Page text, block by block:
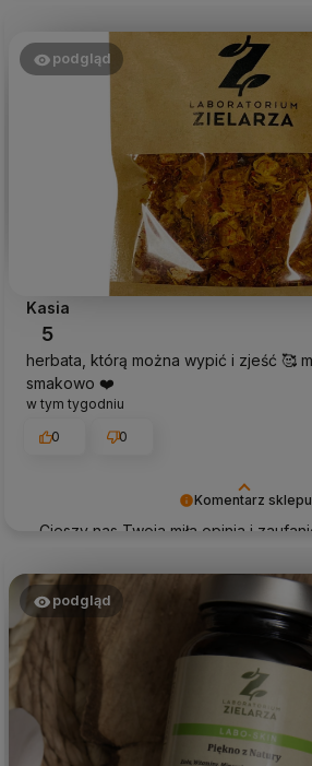
czas i wysiłek włożony w podzielenie
doświadczeniami. Do zobaczenia!
Komentarz sklepu
Cieszy nas Twoja miła opinia i
pozdrowieniami, obsługa sklepu.
podgląd
Kasia
5
herbata, którą można wypić i zjeść 🥰
smakowo ❤️
w tym tygodniu
0
0
podgląd